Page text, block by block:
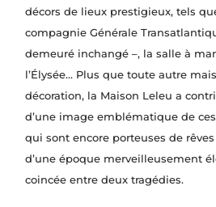
décors de lieux prestigieux, tels
compagnie Générale
demeuré inchangé –, la salle à
l’Élysée… Plus que toute autre
décoration, la Maison Leleu a
d’une image emblématique de
qui sont encore porteuses de
d’une époque merveilleusement
coincée entre deux tragédies.